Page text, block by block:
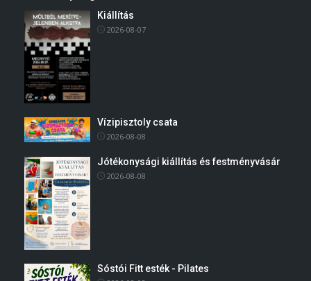
Kiállítás
2026-08-07
Vízipisztoly csata
2026-08-08
Jótékonysági kiállítás és festményvásár
2026-08-08
Sóstói Fitt esték - Pilates